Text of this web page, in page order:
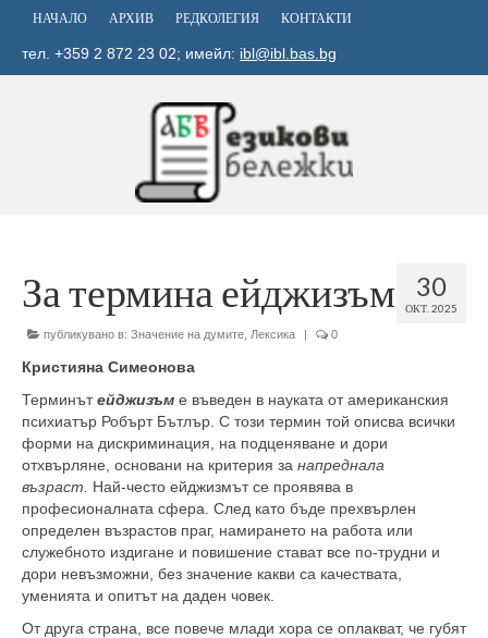
НАЧАЛО АРХИВ РЕДКОЛЕГИЯ КОНТАКТИ
тел. +359 2 872 23 02; имейл: ibl@ibl.bas.bg
30
ОКТ. 2025
За термина ейджизъм
публикувано в: Значение на думите Лексика | 0
Кристияна Симеонова
Терминътейджизъм е въведен в науката от американския
психиатър Робърт Бътлър. С този термин той описва всички
форми на дискриминация, на подценяване и дори
отхвърляне, основани на критерия за напреднала
възраст. Най-често ейджизмът се проявява в
професионалната сфера. След като бъде прехвърлен
определен възрастов праг, намирането на работа или
служебното издигане и повишение стават все по-трудни и
дори невъзможни, без значение какви са качествата,
уменията и опитът на даден човек.
От друга страна, все повече млади хора се оплакват, че губят